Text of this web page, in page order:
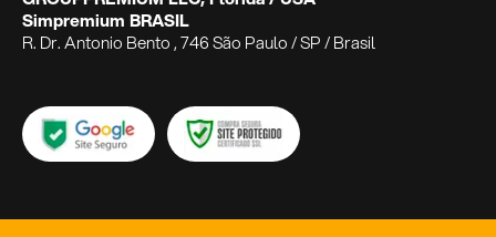
Simpremium BRASIL
R. Dr. Antonio Bento , 746 São Paulo / SP / Brasil